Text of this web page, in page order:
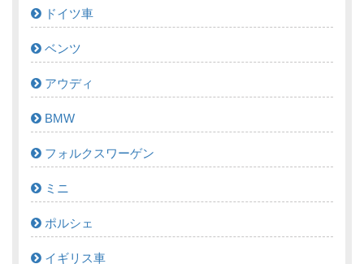
ドイツ車
ベンツ
アウディ
BMW
フォルクスワーゲン
ミニ
ポルシェ
イギリス車